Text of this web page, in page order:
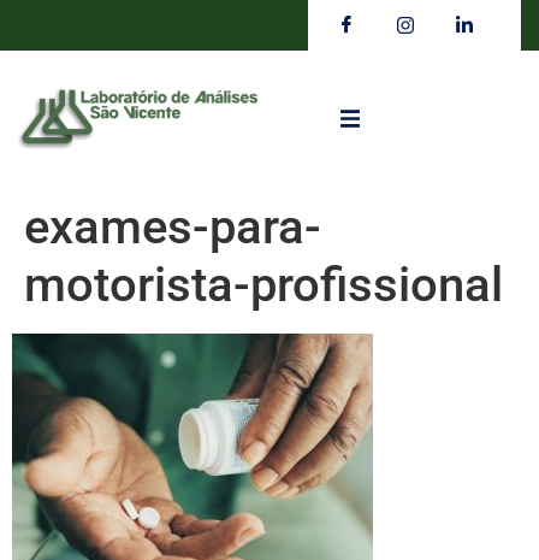
exames-para-
motorista-profissional